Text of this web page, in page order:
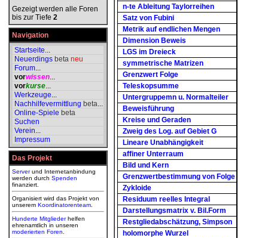
Gezeigt werden alle Foren
bis zur Tiefe 2
Navigation
Startseite...
Neuerdings beta neu
Forum...
vorwissen...
vorkurse...
Werkzeuge...
Nachhilfevermittlung beta...
Online-Spiele beta
Suchen
Verein...
Impressum
Das Projekt
Serverund Internetanbindung
werden durch Spenden
finanziert.
Organisiert wird das Projekt von
unserem Koordinatorenteam
Hunderte Mitgliederhelfen
ehrenamtlich in unseren
moderierten Foren
n-te Ableitung Taylorreihen
Satz von Fubini
Metrik auf endlichen Mengen
Dimension Beweis
LGS im Dreieck
symmetrische Matrizen
Grenzwert Folge
Teleskopsumme
Untergruppemn u. Normalteiler
Beweisführung
Kreise und Geraden
Zweig des Log. auf Gebiet G
Lineare Unabhängigkeit
affiner Unterraum
Bild und Kern
Grenzwertbestimmung von Folge
Zykloide
Residuum reelles Integral
Darstellungsmatrix v. Bil.Form
Restgliedabschätzung, Simpson
holomorphe Wurzel